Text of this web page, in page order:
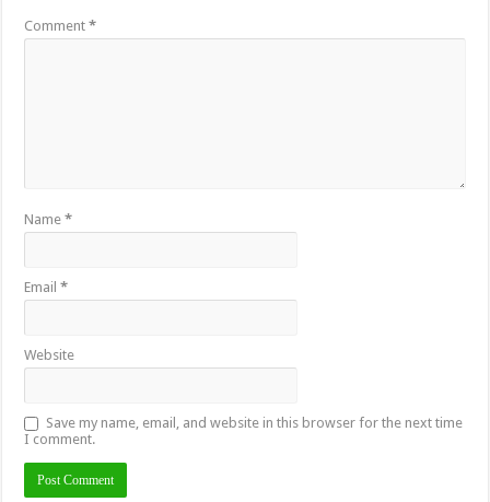
Comment*
Name*
Email*
Website
Save my name, email, and website in this browser for the next time
I comment.